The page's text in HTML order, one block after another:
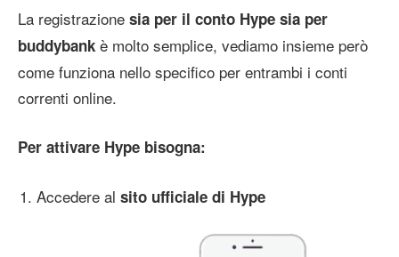
La registrazione sia per il conto Hype sia per
buddybank è molto semplice, vediamo insieme però
come funziona nello specifico per entrambi i conti
correnti online.
Per attivare Hype bisogna:
Accedere al sito ufficiale di Hype